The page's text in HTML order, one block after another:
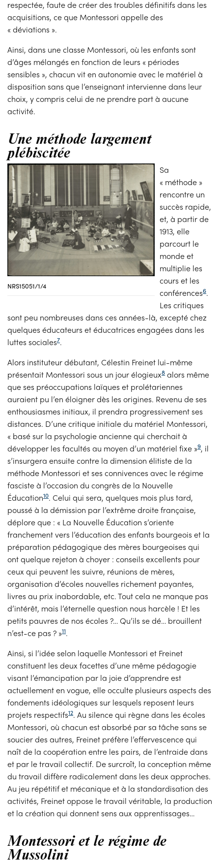
respectée, faute de créer des troubles définitifs dans les
acquisitions, ce que Montessori appelle des
« déviations ».
Ainsi, dans une classe Montessori, où les enfants sont
d’âges mélangés en fonction de leurs « périodes
sensibles », chacun vit en autonomie avec le matériel à
disposition sans que l’enseignant intervienne dans leur
choix, y compris celui de ne prendre part à aucune
activité.
Une méthode largement
plébiscitée
NRS15051/1/4
Sa
« méthode »
rencontre un
succès rapide,
et, à partir de
1913, elle
parcourt le
monde et
multiplie les
cours et les
conférences6.
Les critiques
sont peu nombreuses dans ces années-là, excepté chez
quelques éducateurs et éducatrices engagées dans les
luttes sociales7.
Alors instituteur débutant, Célestin Freinet lui-même
présentait Montessori sous un jour élogieux8 alors même
que ses préoccupations laïques et prolétariennes
auraient pu l’en éloigner dès les origines. Revenu de ses
enthousiasmes initiaux, il prendra progressivement ses
distances. D’une critique initiale du matériel Montessori,
« basé sur la psychologie ancienne qui cherchait à
développer les facultés au moyen d’un matériel fixe »9, il
s’insurgera ensuite contre la dimension élitiste de la
méthode Montessori et ses connivences avec le régime
fasciste à l’occasion du congrès de la Nouvelle
Éducation10. Celui qui sera, quelques mois plus tard,
poussé à la démission par l’extrême droite française,
déplore que : « La Nouvelle Éducation s’oriente
franchement vers l’éducation des enfants bourgeois et la
préparation pédagogique des mères bourgeoises qui
ont quelque rejeton à choyer : conseils excellents pour
ceux qui peuvent les suivre, réunions de mères,
organisation d’écoles nouvelles richement payantes,
livres au prix inabordable, etc. Tout cela ne manque pas
d’intérêt, mais l’éternelle question nous harcèle ! Et les
petits pauvres de nos écoles ?… Qu’ils se dé… brouillent
n’est-ce pas ? »11.
Ainsi, si l’idée selon laquelle Montessori et Freinet
constituent les deux facettes d’une même pédagogie
visant l’émancipation par la joie d’apprendre est
actuellement en vogue, elle occulte plusieurs aspects des
fondements idéologiques sur lesquels reposent leurs
projets respectifs12. Au silence qui règne dans les écoles
Montessori, où chacun est absorbé par sa tâche sans se
soucier des autres, Freinet préfère l’effervescence qui
naît de la coopération entre les pairs, de l’entraide dans
et par le travail collectif. De surcroît, la conception même
du travail diffère radicalement dans les deux approches.
Au jeu répétitif et mécanique et à la standardisation des
activités, Freinet oppose le travail véritable, la production
et la création qui donnent sens aux apprentissages…
Montessori et le régime de
Mussolini